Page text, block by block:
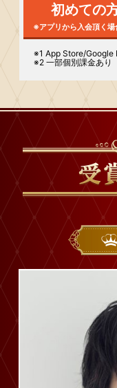
初めての
※アプリから入会頂く場
※1 App Store/Google
※2 一部個別課金あり